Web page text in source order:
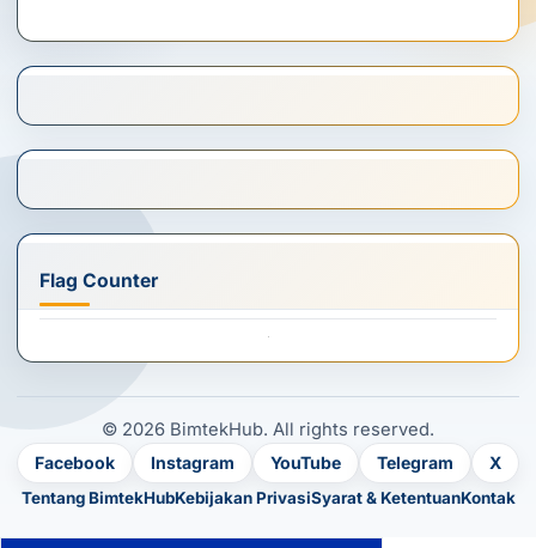
Flag Counter
© 2026 BimtekHub. All rights reserved.
Facebook Instagram YouTube Telegram X
Tentang BimtekHubKebijakan PrivasiSyarat & KetentuanKontak